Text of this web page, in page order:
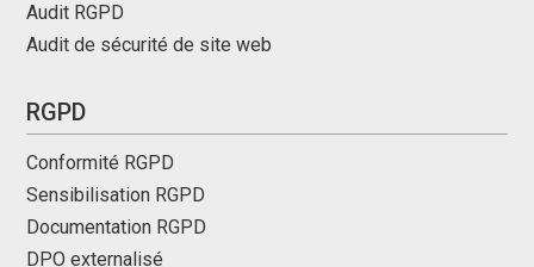
Audit RGPD
Audit de sécurité de site web
RGPD
Conformité RGPD
Sensibilisation RGPD
Documentation RGPD
DPO externalisé